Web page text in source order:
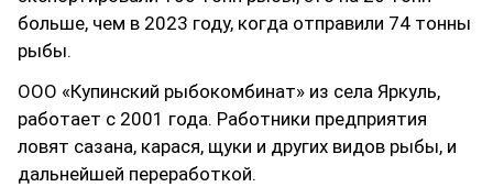
больше, чем в 2023 году, когда отправили 74 тонны
рыбы.
ООО «Купинский рыбокомбинат» из села Яркуль,
работает с 2001 года. Работники предприятия
ловят сазана, карася, щуки и других видов рыбы, и
дальнейшей переработкой.